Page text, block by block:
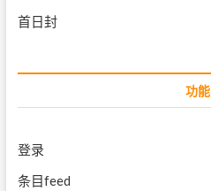
首日封
功能
登录
条目feed